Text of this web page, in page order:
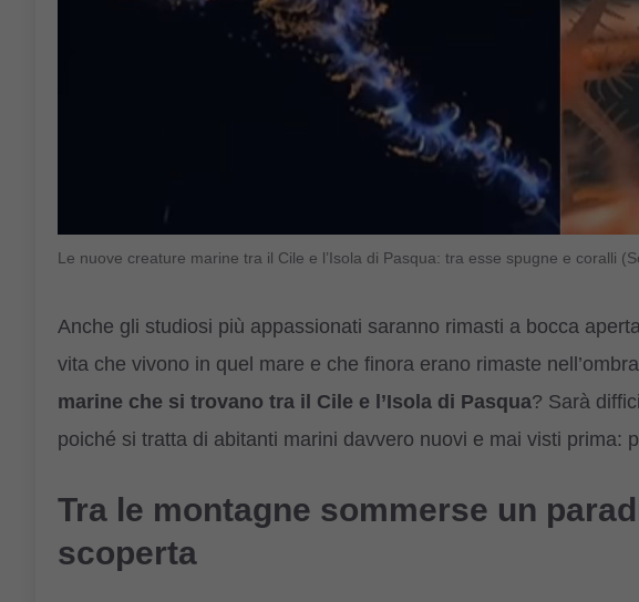
Le nuove creature marine tra il Cile e l’Isola di Pasqua: tra esse spugne e coralli
Anche gli studiosi più appassionati saranno rimasti a bocca
vita che vivono in quel mare e che finora erano rimaste
marine che si trovano tra il Cile e l’Isola di Pasqua? Sarà
poiché si tratta di abitanti marini davvero nuovi e mai visti prima:
Tra le montagne sommerse un
scoperta